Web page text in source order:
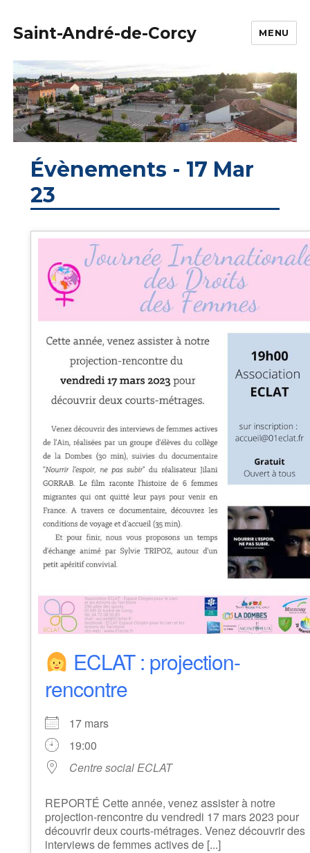
Saint-André-de-Corcy MENU
Évènements - 17 Mar
23
ECLAT : projection-
rencontre
17 mars
19:00
Centre social ECLAT
REPORTÉ Cette année, venez assister à notre
projection-rencontre du vendredi 17 mars 2023 pour
découvrir deux courts-métrages. Venez découvrir des
interviews de femmes actives de [...]